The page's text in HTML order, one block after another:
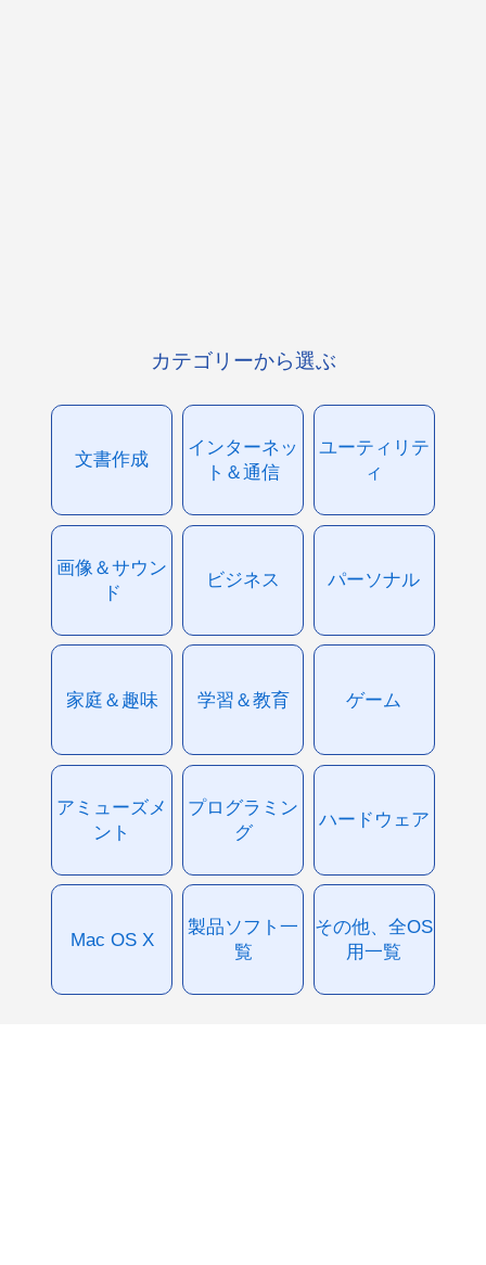
カテゴリーから選ぶ
文書作成
インターネッ
ト＆通信
ユーティリテ
ィ
画像＆サウン
ド
ビジネス パーソナル
家庭＆趣味 学習＆教育 ゲーム
アミューズメ
ント
プログラミン
グ
ハードウェア
Mac OS X
製品ソフト一
覧
その他、全OS
用一覧